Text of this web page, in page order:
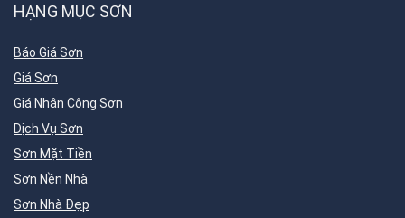
HẠNG MỤC SƠN
Báo Giá Sơn
Giá Sơn
Giá Nhân Công Sơn
Dịch Vụ Sơn
Sơn Mặt Tiền
Sơn Nền Nhà
Sơn Nhà Đẹp